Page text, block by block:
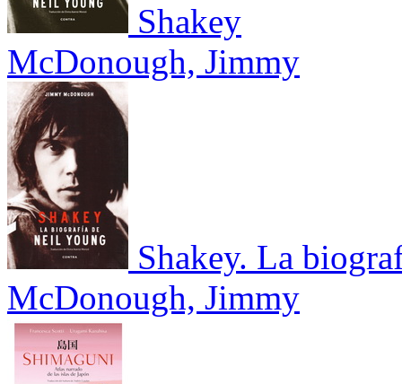
Shakey
McDonough, Jimmy
Shakey. La
McDonough, Jimmy